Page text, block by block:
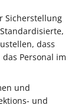
Sicherstellung
dass
Personal im
und
und